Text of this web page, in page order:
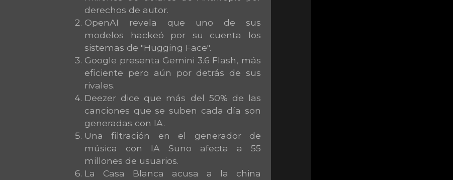
derechos de autor.
OpenAI revela que uno de sus
modelos hackeó por su cuenta los
sistemas de "Hugging Face".
Google presenta Gemini 3.6 Flash, más
eficiente pero aún por detrás de sus
rivales.
Deezer dice que más del 50% de las
canciones que se suben cada día son
generadas con IA.
Una filtración en el generador de
música con IA Suno afecta a 55
millones de usuarios.
La Casa Blanca acusa a la china